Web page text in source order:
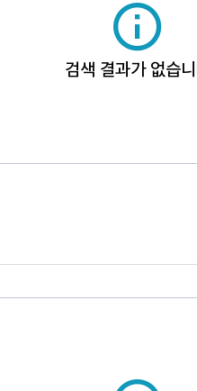
검색 결과가 없습